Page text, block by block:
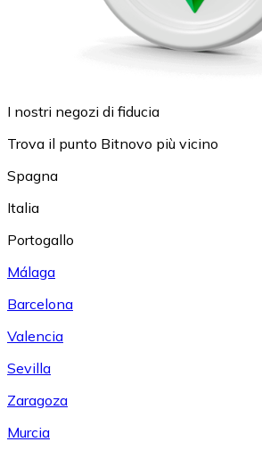
I nostri negozi di fiducia
Trova il punto Bitnovo più vicino
Spagna
Italia
Portogallo
Málaga
Barcelona
Valencia
Sevilla
Zaragoza
Murcia